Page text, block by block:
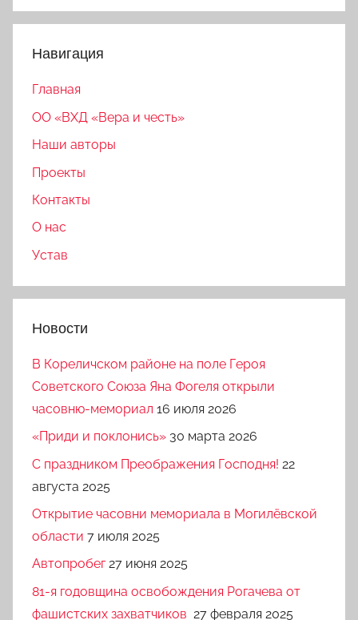
Навигация
Главная
ОО «ВХД «Вера и честь»
Наши авторы
Проекты
Контакты
О нас
Устав
Новости
В Кореличском районе на поле Героя
Советского Союза Яна Фогеля открыли
часовню-мемориал 16 июля 2026
«Приди и поклонись» 30 марта 2026
C праздником Преображения Господня! 22
августа 2025
Открытие часовни мемориала в Могилёвской
области 7 июля 2025
Автопробег 27 июня 2025
81-я годовщина освобождения Рогачева от
фашистских захватчиков 27 февраля 2025